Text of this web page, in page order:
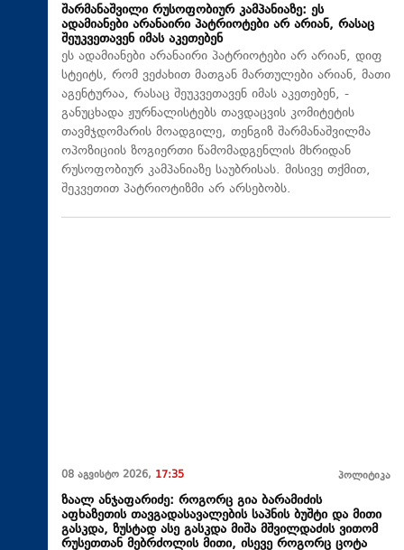
შარმანაშვილი რუსოფობიურ კამპანიაზე: ეს
ადამიანები არანაირი პატრიოტები არ არიან, რასაც
შეუკვეთავენ იმას აკეთებენ
ეს ადამიანები არანაირი პატრიოტები არ არიან, დიფ
სტეიტს, რომ ვეძახით მათგან მართულები არიან, მათი
აგენტურაა, რასაც შეუკვეთავენ იმას აკეთებენ, -
განუცხადა ჟურნალისტებს თავდაცვის კომიტეტის
თავმჯდომარის მოადგილე, თენგიზ შარმანაშვილმა
ოპოზიციის ზოგიერთი წამომადგენლის მხრიდან
რუსოფობიურ კამპანიაზე საუბრისას. მისივე თქმით,
შეკვეთით პატრიოტიზმი არ არსებობს.
08 აგვისტო 2026, 17:35 პოლიტიკა
ზაალ ანჯაფარიძე: როგორც გია ბარამიძის
აფხაზეთის თავგადასავალების საპნის ბუშტი და მითი
გასკდა, ზუსტად ასე გასკდა მიშა მშვილდაძის ვითომ
რუსეთთან მებრძოლის მითი, ისევე როგორც ცოტა